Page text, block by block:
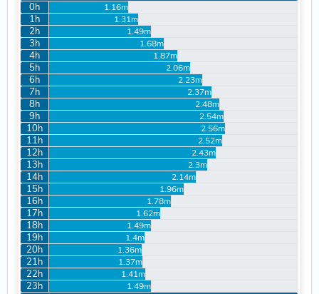
0h 1.16m
1h 1.31m
2h 1.49m
3h 1.68m
4h 1.87m
5h 2.06m
6h 2.23m
7h 2.37m
8h 2.48m
9h 2.54m
10h 2.56m
11h 2.52m
12h 2.43m
13h 2.3m
14h 2.14m
15h 1.96m
16h 1.78m
17h 1.62m
18h 1.49m
19h 1.4m
20h 1.36m
21h 1.37m
22h 1.41m
23h 1.49m